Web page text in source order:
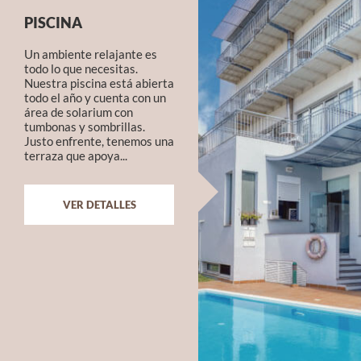
PISCINA
Un ambiente relajante es
todo lo que necesitas.
Nuestra piscina está abierta
todo el año y cuenta con un
área de solarium con
tumbonas y sombrillas.
Justo enfrente, tenemos una
terraza que apoya...
VER DETALLES